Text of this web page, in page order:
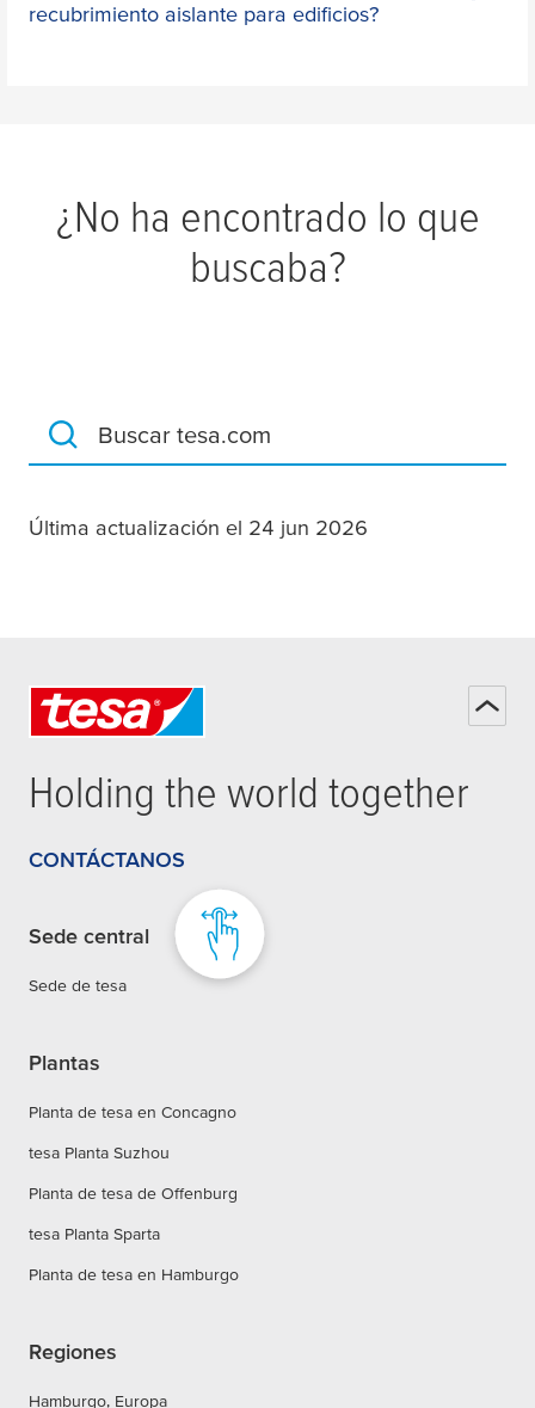
recubrimiento aislante para edificios?
¿No ha encontrado lo que
buscaba?
Buscar tesa.com
Última actualización el 24 jun 2026
Holding the world together
CONTÁCTANOS
Sede central
Sede de tesa
Plantas
Planta de tesa en Concagno
tesa Planta Suzhou
Planta de tesa de Offenburg
tesa Planta Sparta
Planta de tesa en Hamburgo
Regiones
Hamburgo, Europa